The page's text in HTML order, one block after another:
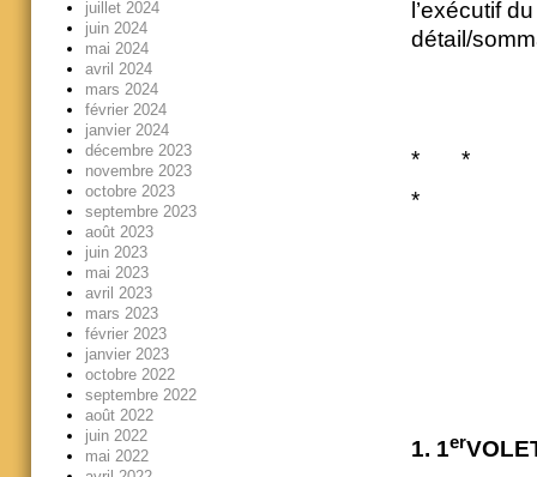
l’exécutif
détail/
* *
*
1. 1er
juillet 2024
juin 2024
mai 2024
avril 2024
mars 2024
février 2024
janvier 2024
décembre 2023
novembre 2023
octobre 2023
septembre 2023
août 2023
juin 2023
mai 2023
avril 2023
mars 2023
février 2023
janvier 2023
octobre 2022
septembre 2022
août 2022
juin 2022
mai 2022